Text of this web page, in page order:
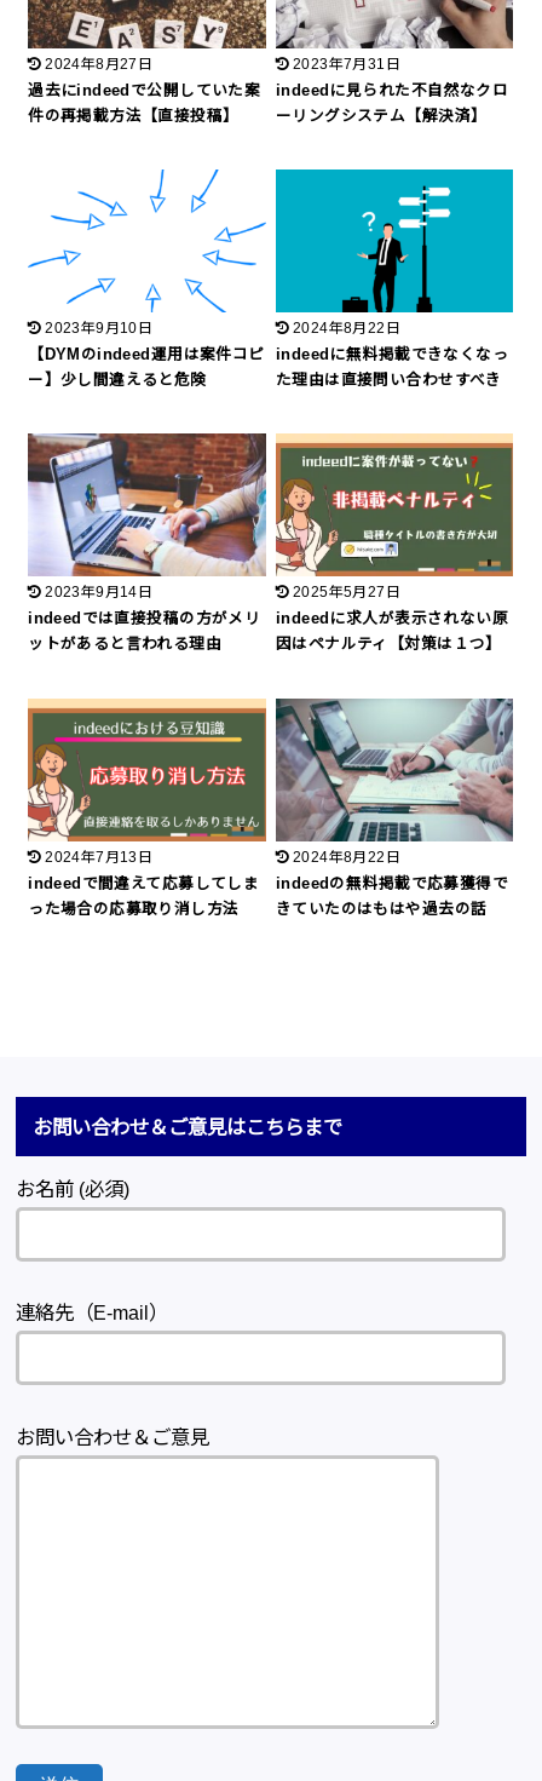
2024年8月27日
過去にindeedで公開していた案
件の再掲載方法【直接投稿】
2023年7月31日
indeedに見られた不自然なクロ
ーリングシステム【解決済】
2023年9月10日
【DYMのindeed運用は案件コピ
ー】少し間違えると危険
2024年8月22日
indeedに無料掲載できなくなっ
た理由は直接問い合わせすべき
2023年9月14日
indeedでは直接投稿の方がメリ
ットがあると言われる理由
2025年5月27日
indeedに求人が表示されない原
因はペナルティ【対策は１つ】
2024年7月13日
indeedで間違えて応募してしま
った場合の応募取り消し方法
2024年8月22日
indeedの無料掲載で応募獲得で
きていたのはもはや過去の話
お問い合わせ＆ご意見はこちらまで
お名前 (必須)
連絡先（E-mail）
お問い合わせ＆ご意見